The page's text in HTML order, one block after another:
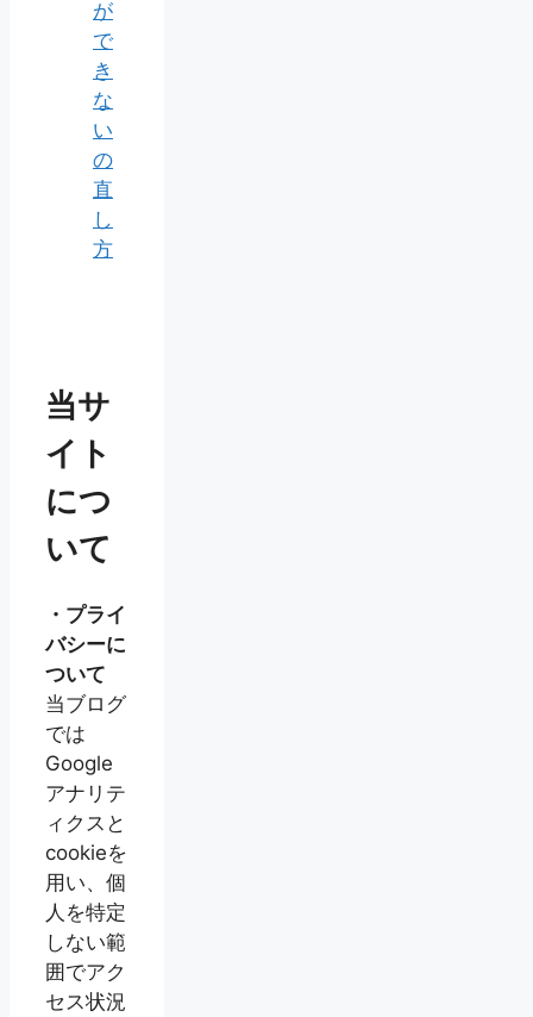
が
で
き
な
い
の
直
し
方
当サ
イト
につ
いて
・プライ
バシーに
ついて
当ブログ
では
Google
アナリテ
ィクスと
cookieを
用い、個
人を特定
しない範
囲でアク
セス状況